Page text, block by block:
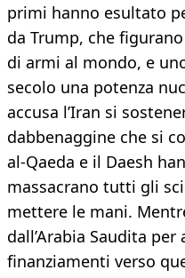
primi hanno esultato
da Trump, che
di armi al mondo, e
secolo una potenza
accusa l’Iran si
dabbenaggine che si
al-Qaeda e il Daesh
massacrano tutti gli
mettere le mani.
dall’Arabia Saudita
finanziamenti verso